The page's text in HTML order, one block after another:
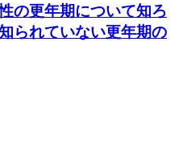
の更年期について知ろ
られていない更年期の